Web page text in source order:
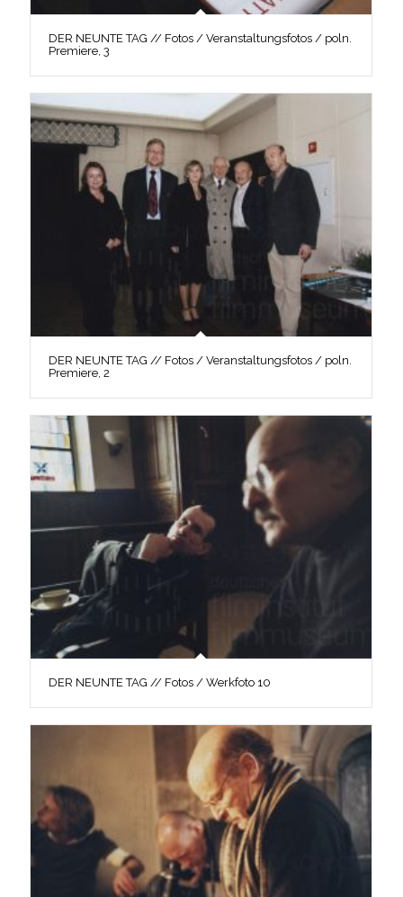
DER NEUNTE TAG // Fotos / Veranstaltungsfotos / poln.
Premiere, 3
DER NEUNTE TAG // Fotos / Veranstaltungsfotos / poln.
Premiere, 2
DER NEUNTE TAG // Fotos / Werkfoto 10